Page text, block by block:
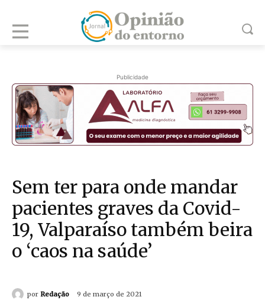
Publicidade
Sem ter para onde mandar
pacientes graves da Covid-
19, Valparaíso também beira
o ‘caos na saúde’
por Redação 9 de março de 2021